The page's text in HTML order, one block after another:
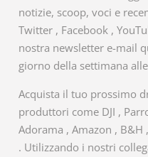
notizie, scoop, voci e
Twitter , Facebook ,
nostra newsletter e-mail
giorno della settimana
Acquista il tuo prossimo
produttori come DJI ,
Adorama , Amazon ,
. Utilizzando i nostri